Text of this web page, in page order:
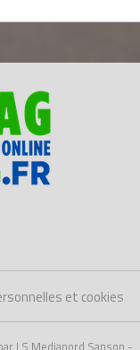
et cookies
LS Medianord Sanson -